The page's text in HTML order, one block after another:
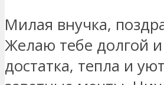
Милая внучка,
Желаю тебе долгой
достатка, тепла и